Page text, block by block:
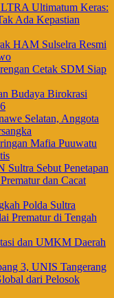
Ultimatum Keras:
Ada Kepastian
HAM Sulselra Resmi
Cetak SDM Siap
Budaya Birokrasi
Selatan, Anggota
Mafia Puuwatu
Sebut Penetapan
dan Cacat
Polda Sultra
Prematur di Tengah
dan UMKM Daerah
3, UNIS Tangerang
dari Pelosok